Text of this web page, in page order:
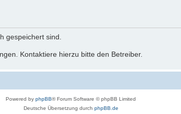
gespeichert sind.
Kontaktiere hierzu bitte den Betreiber.
Powered by phpBB® Forum Software © phpBB Limited
Deutsche Übersetzung durch phpBB.de